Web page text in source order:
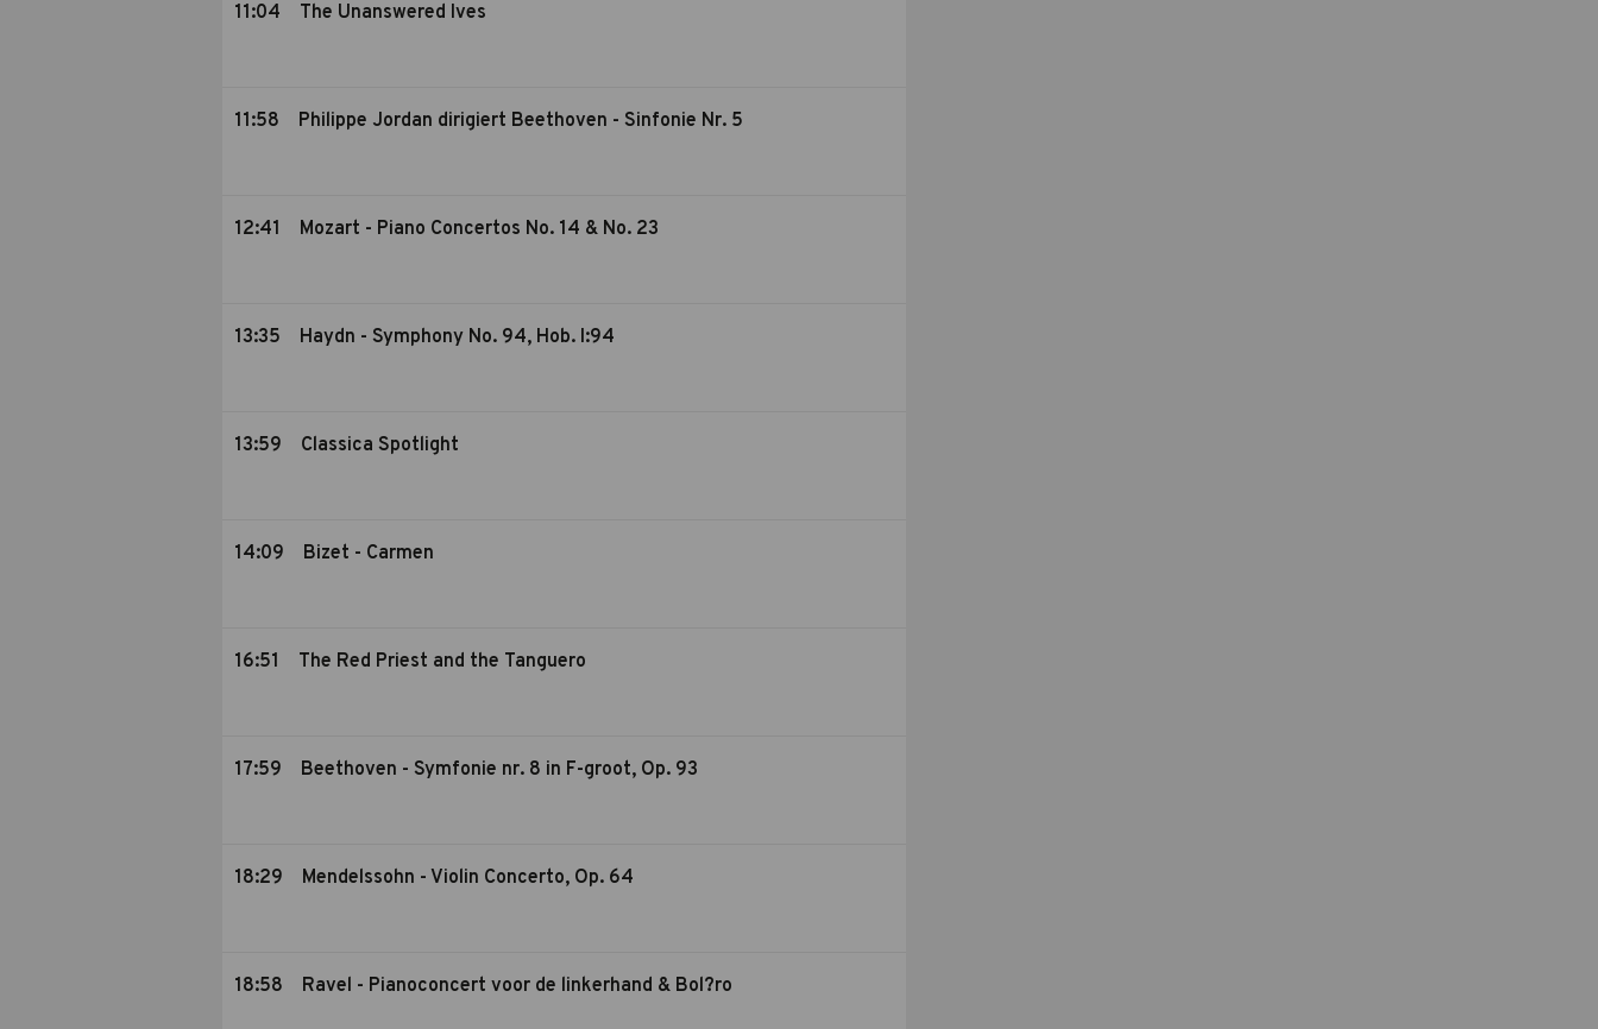
11:04 The Unanswered Ives
11:58 Philippe Jordan dirigiert Beethoven - Sinfonie Nr. 5
12:41 Mozart - Piano Concertos No. 14 & No. 23
13:35 Haydn - Symphony No. 94, Hob. I:94
13:59 Classica Spotlight
14:09 Bizet - Carmen
16:51 The Red Priest and the Tanguero
17:59 Beethoven - Symfonie nr. 8 in F-groot, Op. 93
18:29 Mendelssohn - Violin Concerto, Op. 64
18:58 Ravel - Pianoconcert voor de linkerhand & Bol?ro